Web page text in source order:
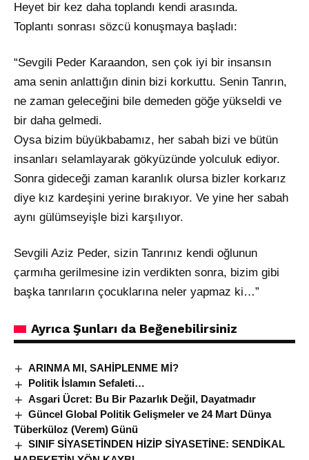
Heyet bir kez daha toplandı kendi arasında.
Toplantı sonrası sözcü konuşmaya başladı:
“Sevgili Peder Karaandon, sen çok iyi bir insansın
ama senin anlattığın dinin bizi korkuttu. Senin Tanrın,
ne zaman geleceğini bile demeden göğe yükseldi ve
bir daha gelmedi.
Oysa bizim büyükbabamız, her sabah bizi ve bütün
insanları selamlayarak gökyüzünde yolculuk ediyor.
Sonra gideceği zaman karanlık olursa bizler korkarız
diye kız kardeşini yerine bırakıyor. Ve yine her sabah
aynı gülümseyişle bizi karşılıyor.
Sevgili Aziz Peder, sizin Tanrınız kendi oğlunun
çarmıha gerilmesine izin verdikten sonra, bizim gibi
başka tanrıların çocuklarına neler yapmaz ki…”
Ayrıca Şunları da Beğenebilirsiniz
ARINMA MI, SAHİPLENME Mİ?
Politik İslamın Sefaleti…
Asgari Ücret: Bu Bir Pazarlık Değil, Dayatmadır
Güncel Global Politik Gelişmeler ve 24 Mart Dünya
Tüberküloz (Verem) Günü
SINIF SİYASETİNDEN HİZİP SİYASETİNE: SENDİKAL